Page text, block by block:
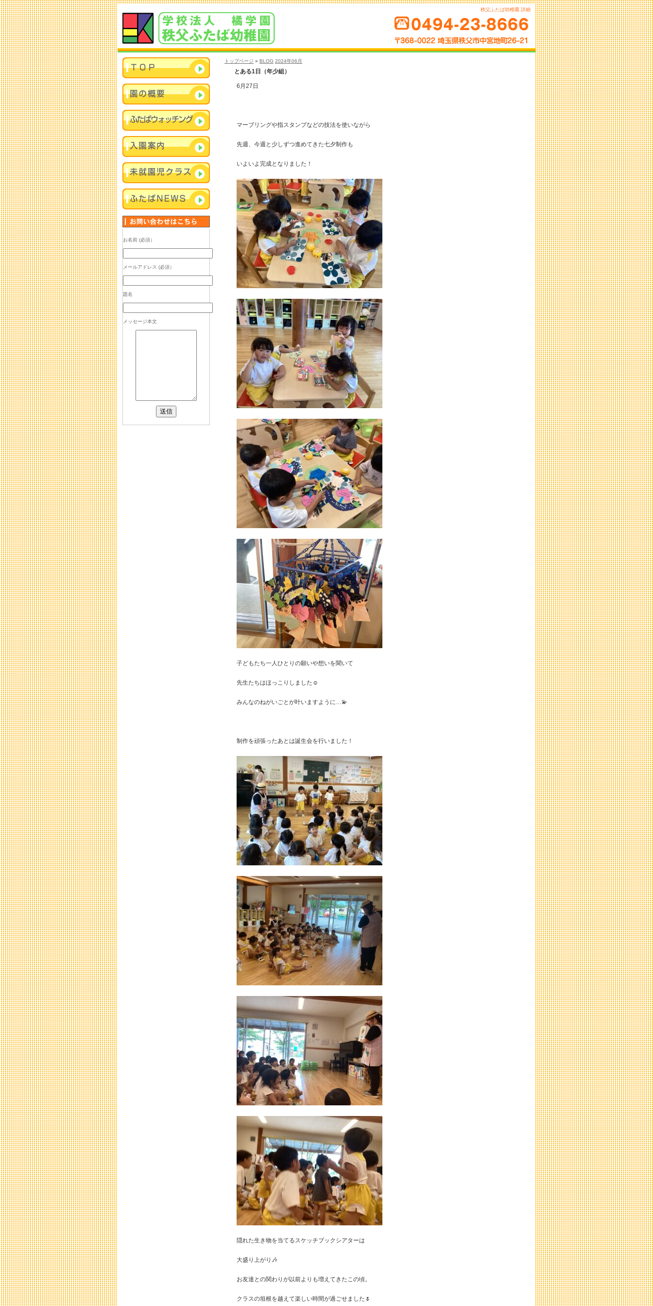
秩父ふたば幼稚園 詳細
トップページ » BLOG 2024年06月
とある1日（年少組）
6月27日
マーブリングや指スタンプなどの技法を使いながら
先週、今週と少しずつ進めてきた七夕制作も
いよいよ完成となりました！
子どもたち一人ひとりの願いや想いを聞いて
先生たちはほっこりしました☺️
みんなのねがいごとが叶いますように…💫
制作を頑張ったあとは誕生会を行いました！
隠れた生き物を当てるスケッチブックシアターは
大盛り上がり🎶
お友達との関わりが以前よりも増えてきたこの頃。
クラスの垣根を越えて楽しい時間が過ごせました🌷
お名前 (必須）
メールアドレス (必須）
題名
メッセージ本文